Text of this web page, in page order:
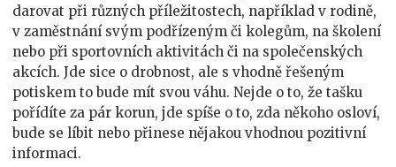
darovat při různých příležitostech, například v rodině,
v zaměstnání svým podřízeným či kolegům, na školení
nebo při sportovních aktivitách či na společenských
akcích. Jde sice o drobnost, ale s vhodně řešeným
potiskem to bude mít svou váhu. Nejde o to, že tašku
pořídíte za pár korun, jde spíše o to, zda někoho osloví,
bude se líbit nebo přinese nějakou vhodnou pozitivní
informaci.